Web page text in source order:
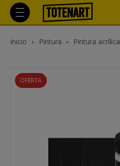
Inicio Pintura Pintura acrílica
OFERTA